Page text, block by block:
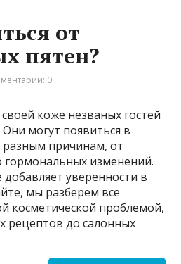
от
пятен?
0
коже незваных гостей
могут появиться в
причинам, от
гормональных изменений.
уверенности в
мы разберем все
косметической проблемой,
рецептов до салонных